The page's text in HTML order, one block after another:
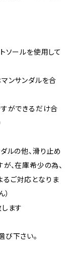
ソールを使用して
ンサンダルを合
すができるだけ合
ルの他、滑り止め
、在庫希少の為、
ご対応となりま
ます
下さい。